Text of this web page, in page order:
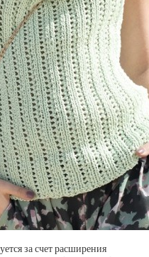
за счет расширения